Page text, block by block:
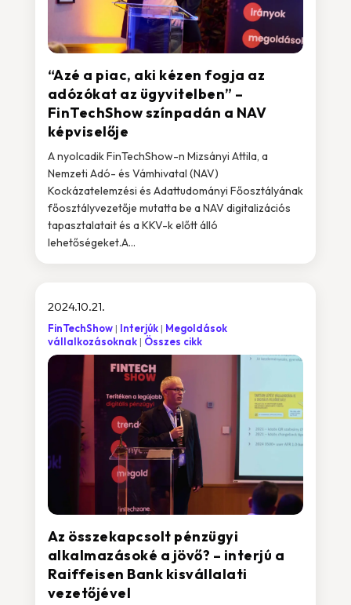
“Azé a piac, aki kézen fogja az
adózókat az ügyvitelben” –
FinTechShow színpadán a NAV
képviselője
A nyolcadik FinTechShow-n Mizsányi Attila, a
Nemzeti Adó- és Vámhivatal (NAV)
Kockázatelemzési és Adattudományi Főosztályának
főosztályvezetője mutatta be a NAV digitalizációs
tapasztalatait és a KKV-k előtt álló
lehetőségeket.A...
Az összekapcsolt pénzügyi
alkalmazásoké a jövő? – interjú a
Raiffeisen Bank kisvállalati
vezetőjével
2024.10.21.
FinTechShow Interjúk
Megoldások
vállalkozásoknak
Összes cikk